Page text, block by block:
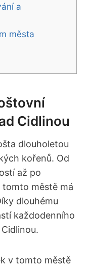
a
města
Cidlinou
dlouholetou
kořenů. Od
až po
městě má
dlouhému
každodenního
v tomto městě